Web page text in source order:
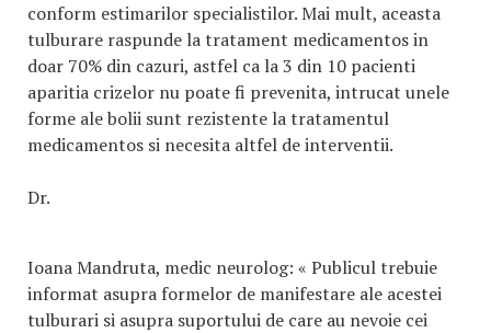
conform estimarilor specialistilor. Mai mult, aceasta
tulburare raspunde la tratament medicamentos in
doar 70% din cazuri, astfel ca la 3 din 10 pacienti
aparitia crizelor nu poate fi prevenita, intrucat unele
forme ale bolii sunt rezistente la tratamentul
medicamentos si necesita altfel de interventii.
Dr.
Ioana Mandruta, medic neurolog: « Publicul trebuie
informat asupra formelor de manifestare ale acestei
tulburari si asupra suportului de care au nevoie cei